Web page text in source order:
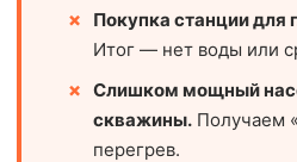
Покупка станции для
Итог — нет воды или
Слишком мощный
скважины. Получаем
перегрев.